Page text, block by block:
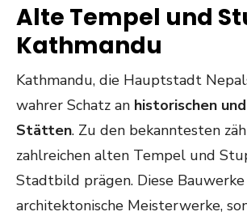
Alte Tempel und
Kathmandu
Kathmandu, die Hauptstadt
wahrer Schatz an historischen
Stätten. Zu den bekanntesten
zahlreichen alten Tempel und
Stadtbild prägen. Diese
architektonische Meisterwerke,